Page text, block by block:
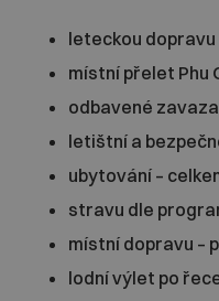
leteckou dopravu
místní přelet Phu
odbavené
letištní a
ubytování –
stravu dle
místní dopravu –
lodní výlet po